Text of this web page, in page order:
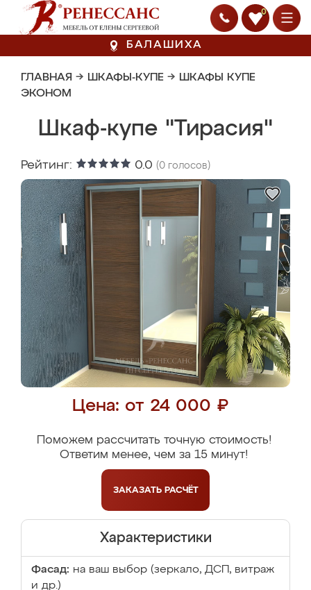
0
БАЛАШИХА
ГЛАВНАЯ → ШКАФЫ-КУПЕ → ШКАФЫ КУПЕ
ЭКОНОМ
Шкаф-купе "Тирасия"
Рейтинг: 0.0 (0 голосов)
Цена: от 24 000 ₽
Поможем рассчитать точную стоимость!
Ответим менее, чем за 15 минут!
ЗАКАЗАТЬ РАСЧЁТ
Характеристики
Фасад: на ваш выбор (зеркало, ДСП, витраж
и др.)